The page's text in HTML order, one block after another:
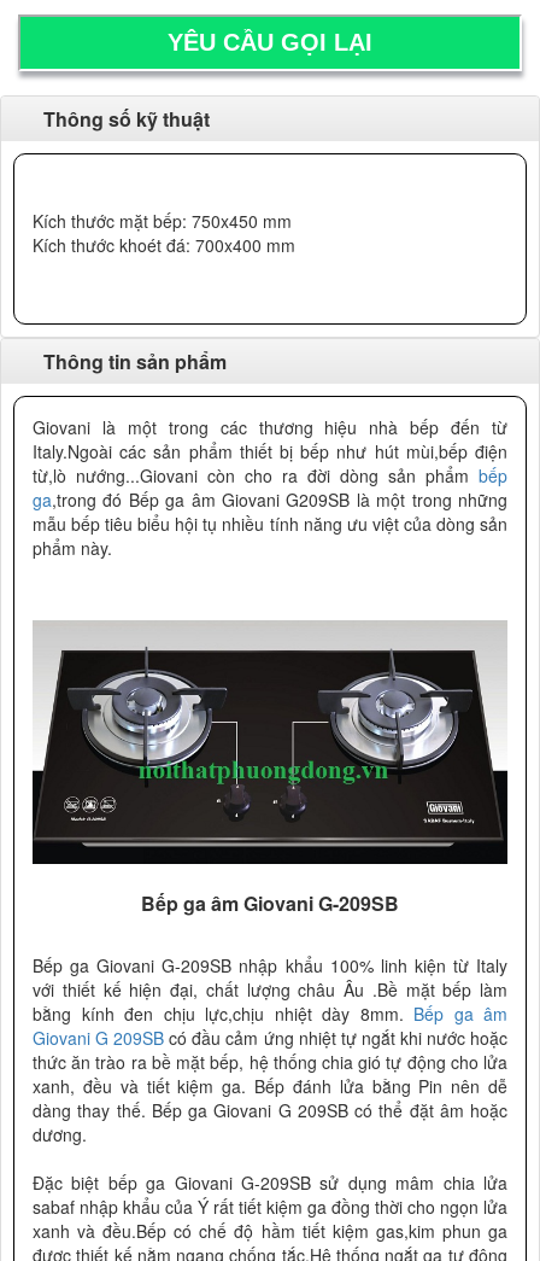
Thông số kỹ thuật
Kích thước mặt bếp: 750x450 mm
Kích thước khoét đá: 700x400 mm
Thông tin sản phẩm
Giovani là một trong các thương hiệu nhà bếp đến từ
Italy.Ngoài các sản phẩm thiết bị bếp như hút mùi,bếp điện
từ,lò nướng...Giovani còn cho ra đời dòng sản phẩm bếp
ga,trong đó Bếp ga âm Giovani G209SB là một trong những
mẫu bếp tiêu biểu hội tụ nhiều tính năng ưu việt của dòng sản
phẩm này.
Bếp ga âm Giovani G-209SB
Bếp ga Giovani G-209SB nhập khẩu 100% linh kiện từ Italy
với thiết kế hiện đại, chất lượng châu Âu .Bề mặt bếp làm
bằng kính đen chịu lực,chịu nhiệt dày 8mm. Bếp ga âm
Giovani G 209SB có đầu cảm ứng nhiệt tự ngắt khi nước hoặc
thức ăn trào ra bề mặt bếp, hệ thống chia gió tự động cho lửa
xanh, đều và tiết kiệm ga. Bếp đánh lửa bằng Pin nên dễ
dàng thay thế. Bếp ga Giovani G 209SB có thể đặt âm hoặc
dương.
Đặc biệt bếp ga Giovani G-209SB sử dụng mâm chia lửa
sabaf nhập khẩu của Ý rất tiết kiệm ga đồng thời cho ngọn lửa
xanh và đều.Bếp có chế độ hầm tiết kiệm gas,kim phun ga
được thiết kế nằm ngang chống tắc.Hệ thống ngắt ga tự động